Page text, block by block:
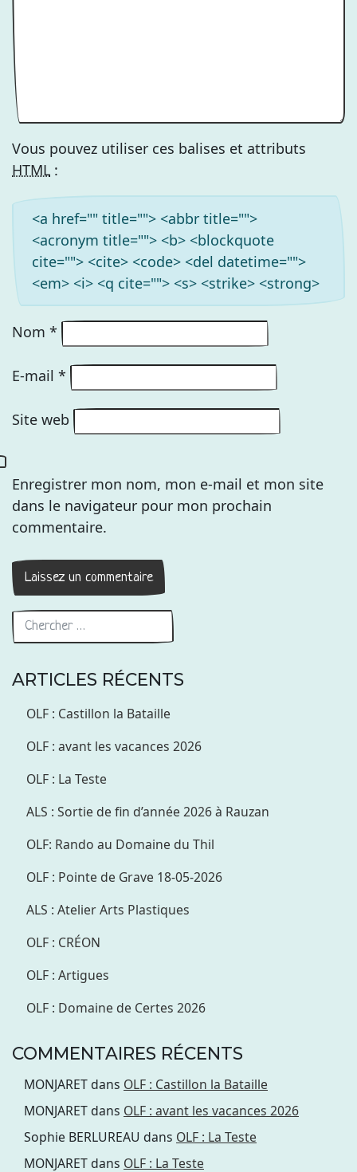
Vous pouvez utiliser ces balises et attributs
HTML :
<a href="" title=""> <abbr title="">
<acronym title=""> <b> <blockquote
cite=""> <cite> <code> <del datetime="">
<em> <i> <q cite=""> <s> <strike> <strong>
Nom *
E-mail *
Site web
Enregistrer mon nom, mon e-mail et mon site
dans le navigateur pour mon prochain
commentaire.
ARTICLES RÉCENTS
OLF : Castillon la Bataille
OLF : avant les vacances 2026
OLF : La Teste
ALS : Sortie de fin d’année 2026 à Rauzan
OLF: Rando au Domaine du Thil
OLF : Pointe de Grave 18-05-2026
ALS : Atelier Arts Plastiques
OLF : CRÉON
OLF : Artigues
OLF : Domaine de Certes 2026
COMMENTAIRES RÉCENTS
MONJARETdans OLF : Castillon la Bataille
MONJARETdans OLF : avant les vacances 2026
Sophie BERLUREAU dans OLF : La Teste
MONJARETdans OLF : La Teste